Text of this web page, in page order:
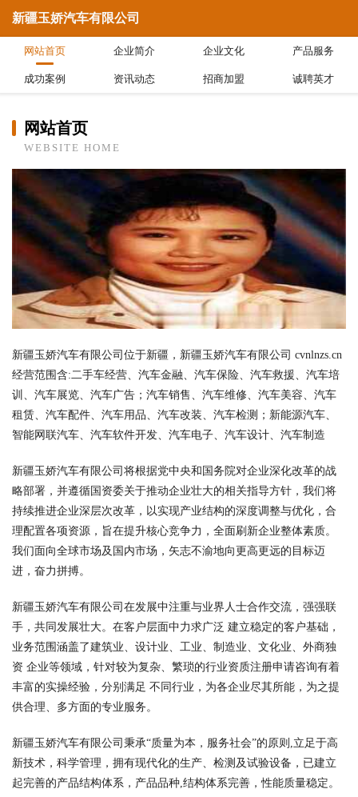
新疆玉娇汽车有限公司
网站首页 企业简介 企业文化 产品服务
成功案例 资讯动态 招商加盟 诚聘英才
网站首页
WEBSITE HOME
新疆玉娇汽车有限公司位于新疆，新疆玉娇汽车有限公司 cvnlnzs.cn
经营范围含:二手车经营、汽车金融、汽车保险、汽车救援、汽车培
训、汽车展览、汽车广告；汽车销售、汽车维修、汽车美容、汽车
租赁、汽车配件、汽车用品、汽车改装、汽车检测；新能源汽车、
智能网联汽车、汽车软件开发、汽车电子、汽车设计、汽车制造
新疆玉娇汽车有限公司将根据党中央和国务院对企业深化改革的战
略部署，并遵循国资委关于推动企业壮大的相关指导方针，我们将
持续推进企业深层次改革，以实现产业结构的深度调整与优化，合
理配置各项资源，旨在提升核心竞争力，全面刷新企业整体素质。
我们面向全球市场及国内市场，矢志不渝地向更高更远的目标迈
进，奋力拼搏。
新疆玉娇汽车有限公司在发展中注重与业界人士合作交流，强强联
手，共同发展壮大。在客户层面中力求广泛 建立稳定的客户基础，
业务范围涵盖了建筑业、设计业、工业、制造业、文化业、外商独
资 企业等领域，针对较为复杂、繁琐的行业资质注册申请咨询有着
丰富的实操经验，分别满足 不同行业，为各企业尽其所能，为之提
供合理、多方面的专业服务。
新疆玉娇汽车有限公司秉承“质量为本，服务社会”的原则,立足于高
新技术，科学管理，拥有现代化的生产、检测及试验设备，已建立
起完善的产品结构体系，产品品种,结构体系完善，性能质量稳定。